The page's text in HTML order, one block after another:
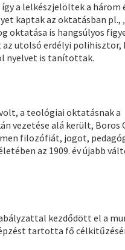
a lelkészjelöltek a három
kaptak az oktatásban pl.,
oktatása is hangsúlyos
utolsó erdélyi polihisztor,
nyelvet is tanítottak.
a teológiai oktatásnak a
vezetése alá került, Boros
filozófiát, jogot,
az 1909. év újabb
kezdődött el a
tartotta fő